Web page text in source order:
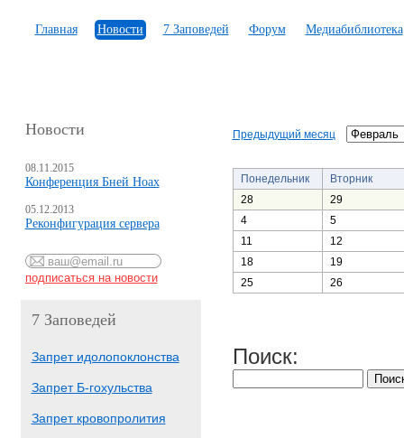
Главная Новости 7 Заповедей Форум Медиабиблиотека
Новости
08.11.2015
Конференция Бней Ноах
05.12.2013
Реконфигурация сервера
7 Заповедей
Запрет идолопоклонства
Запрет Б-гохульства
Запрет кровопролития
Предыдущий месяц
Понедельник
Вторник
28
29
4
5
11
12
18
19
25
26
Поиск: